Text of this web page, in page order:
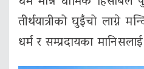
तीर्थयात्रीको घुइँचो लाग्ने
धर्म र सम्प्रदायका